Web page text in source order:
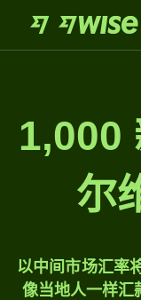
1,000
尔
以中间市场汇率
像当地人一样汇